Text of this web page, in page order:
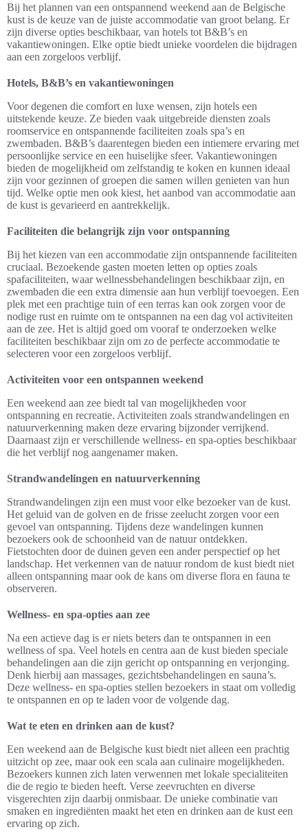
Bij het plannen van een ontspannend weekend aan de Belgische
kust is de keuze van de juiste accommodatie van groot belang. Er
zijn diverse opties beschikbaar, van hotels tot B&B’s en
vakantiewoningen. Elke optie biedt unieke voordelen die bijdragen
aan een zorgeloos verblijf.
Hotels, B&B’s en vakantiewoningen
Voor degenen die comfort en luxe wensen, zijn hotels een
uitstekende keuze. Ze bieden vaak uitgebreide diensten zoals
roomservice en ontspannende faciliteiten zoals spa’s en
zwembaden. B&B’s daarentegen bieden een intiemere ervaring met
persoonlijke service en een huiselijke sfeer. Vakantiewoningen
bieden de mogelijkheid om zelfstandig te koken en kunnen ideaal
zijn voor gezinnen of groepen die samen willen genieten van hun
tijd. Welke optie men ook kiest, het aanbod van accommodatie aan
de kust is gevarieerd en aantrekkelijk.
Faciliteiten die belangrijk zijn voor ontspanning
Bij het kiezen van een accommodatie zijn ontspannende faciliteiten
cruciaal. Bezoekende gasten moeten letten op opties zoals
spafaciliteiten, waar wellnessbehandelingen beschikbaar zijn, en
zwembaden die een extra dimensie aan hun verblijf toevoegen. Een
plek met een prachtige tuin of een terras kan ook zorgen voor de
nodige rust en ruimte om te ontspannen na een dag vol activiteiten
aan de zee. Het is altijd goed om vooraf te onderzoeken welke
faciliteiten beschikbaar zijn om zo de perfecte accommodatie te
selecteren voor een zorgeloos verblijf.
Activiteiten voor een ontspannen weekend
Een weekend aan zee biedt tal van mogelijkheden voor
ontspanning en recreatie. Activiteiten zoals strandwandelingen en
natuurverkenning maken deze ervaring bijzonder verrijkend.
Daarnaast zijn er verschillende wellness- en spa-opties beschikbaar
die het verblijf nog aangenamer maken.
Strandwandelingen en natuurverkenning
Strandwandelingen zijn een must voor elke bezoeker van de kust.
Het geluid van de golven en de frisse zeelucht zorgen voor een
gevoel van ontspanning. Tijdens deze wandelingen kunnen
bezoekers ook de schoonheid van de natuur ontdekken.
Fietstochten door de duinen geven een ander perspectief op het
landschap. Het verkennen van de natuur rondom de kust biedt niet
alleen ontspanning maar ook de kans om diverse flora en fauna te
observeren.
Wellness- en spa-opties aan zee
Na een actieve dag is er niets beters dan te ontspannen in een
wellness of spa. Veel hotels en centra aan de kust bieden speciale
behandelingen aan die zijn gericht op ontspanning en verjonging.
Denk hierbij aan massages, gezichtsbehandelingen en sauna’s.
Deze wellness- en spa-opties stellen bezoekers in staat om volledig
te ontspannen en op te laden voor de volgende dag.
Wat te eten en drinken aan de kust?
Een weekend aan de Belgische kust biedt niet alleen een prachtig
uitzicht op zee, maar ook een scala aan culinaire mogelijkheden.
Bezoekers kunnen zich laten verwennen met lokale specialiteiten
die de regio te bieden heeft. Verse zeevruchten en diverse
visgerechten zijn daarbij onmisbaar. De unieke combinatie van
smaken en ingrediënten maakt het eten en drinken aan de kust een
ervaring op zich.